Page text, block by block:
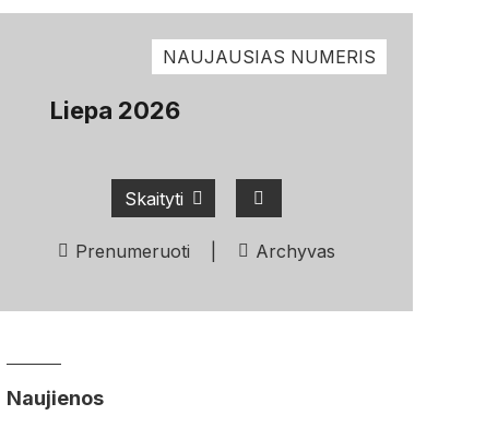
NAUJAUSIAS NUMERIS
Liepa 2026
Skaityti
Prenumeruoti Archyvas
Naujienos